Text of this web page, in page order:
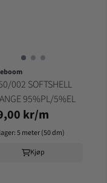
002 SOFTSHELL
95%PL/5%EL
kr/m
5 meter (50 dm)
Kjøp